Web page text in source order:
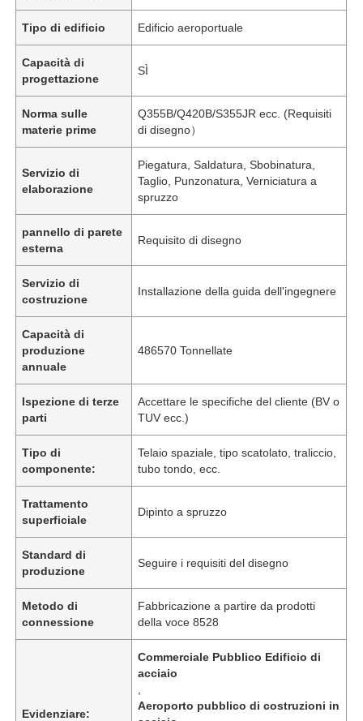
Casa
Video
Tipo di edificio Edificio aeroportuale
Capacità di
progettazione
SÌ
Norma sulle
materie prime
Q355B/Q420B/S355JR ecc. (Requisiti
di disegno）
Servizio di
elaborazione
Piegatura, Saldatura, Sbobinatura,
Taglio, Punzonatura, Verniciatura a
spruzzo
pannello di parete
esterna
Requisito di disegno
Servizio di
costruzione
Installazione della guida dell'ingegnere
Capacità di
produzione
annuale
486570 Tonnellate
Ispezione di terze
parti
Accettare le specifiche del cliente (BV o
TUV ecc.)
Tipo di
componente:
Telaio spaziale, tipo scatolato, traliccio,
tubo tondo, ecc.
Trattamento
superficiale
Dipinto a spruzzo
Standard di
produzione
Seguire i requisiti del disegno
Metodo di
connessione
Fabbricazione a partire da prodotti
della voce 8528
Evidenziare:
Commerciale Pubblico Edificio di
acciaio
Aeroporto pubblico di costruzioni in